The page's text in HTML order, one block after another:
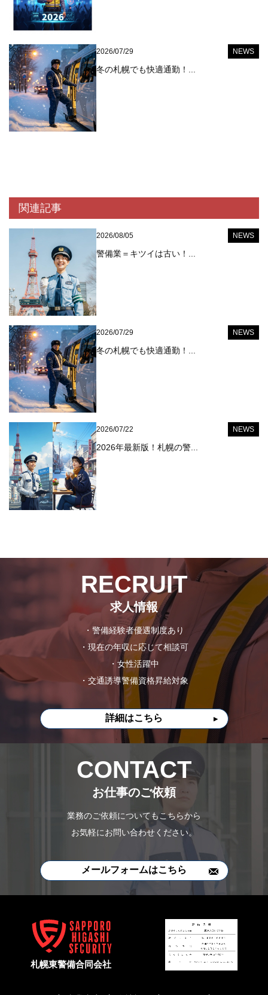
2026/07/29 NEWS
冬の札幌でも快適通勤！...
関連記事
2026/08/05 NEWS
警備業＝キツイは古い！...
2026/07/29 NEWS
冬の札幌でも快適通勤！...
2026/07/22 NEWS
2026年最新版！札幌の警...
RECRUIT
求人情報
・警備経験者優遇制度あり
・現在の年収に応じて相談可
・女性活躍中
・交通誘導警備資格昇給対象
詳細はこちら
CONTACT
お仕事のご依頼
業務のご依頼についてもこちらから
お気軽にお問い合わせください。
メールフォームはこちら